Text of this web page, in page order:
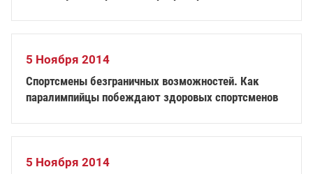
5 Ноября 2014
Спортсмены безграничных возможностей. Как
паралимпийцы побеждают здоровых спортсменов
5 Ноября 2014